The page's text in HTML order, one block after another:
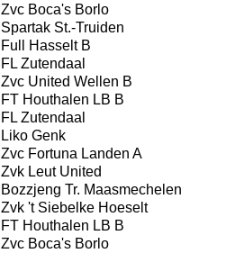
Zvc Boca's Borlo
Spartak St.-Truiden
Full Hasselt B
FL Zutendaal
Zvc United Wellen B
FT Houthalen LB B
FL Zutendaal
Liko Genk
Zvc Fortuna Landen A
Zvk Leut United
Bozzjeng Tr. Maasmechelen
Zvk 't Siebelke Hoeselt
FT Houthalen LB B
Zvc Boca's Borlo